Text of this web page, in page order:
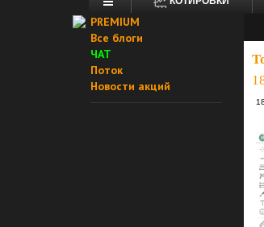
PREMIUM
Все блоги
ЧАТ
Поток
Новости акций